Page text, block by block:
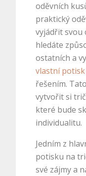
oděvních
praktický
vyjádřit svou
hledáte
ostatních a
vlastní
řešením.
vytvořit si
které bude
individualitu.
Jedním z
potisku na
své zájmy a